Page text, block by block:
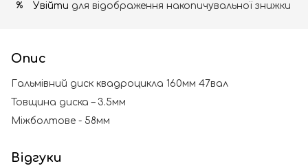
% Увійти для відображення накопичувальної знижки
Опис
Гальмівний диск квадроцикла 160мм 47вал
Товщина диска – 3.5мм
Міжболтове - 58мм
Відгуки